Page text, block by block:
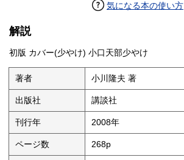
気になる本の使い方
解説
初版 カバー(少やけ) 小口天部少やけ
著者 小川隆夫 著
出版社 講談社
刊行年 2008年
ページ数 268p